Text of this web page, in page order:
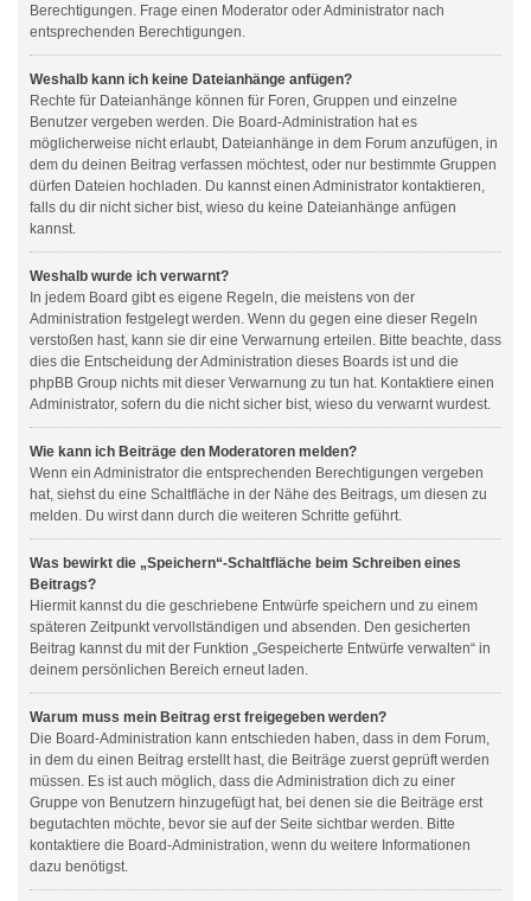
Berechtigungen. Frage einen Moderator oder Administrator nach
entsprechenden Berechtigungen.
Weshalb kann ich keine Dateianhänge anfügen?
Rechte für Dateianhänge können für Foren, Gruppen und einzelne
Benutzer vergeben werden. Die Board-Administration hat es
möglicherweise nicht erlaubt, Dateianhänge in dem Forum anzufügen, in
dem du deinen Beitrag verfassen möchtest, oder nur bestimmte Gruppen
dürfen Dateien hochladen. Du kannst einen Administrator kontaktieren,
falls du dir nicht sicher bist, wieso du keine Dateianhänge anfügen
kannst.
Weshalb wurde ich verwarnt?
In jedem Board gibt es eigene Regeln, die meistens von der
Administration festgelegt werden. Wenn du gegen eine dieser Regeln
verstoßen hast, kann sie dir eine Verwarnung erteilen. Bitte beachte, dass
dies die Entscheidung der Administration dieses Boards ist und die
phpBB Group nichts mit dieser Verwarnung zu tun hat. Kontaktiere einen
Administrator, sofern du die nicht sicher bist, wieso du verwarnt wurdest.
Wie kann ich Beiträge den Moderatoren melden?
Wenn ein Administrator die entsprechenden Berechtigungen vergeben
hat, siehst du eine Schaltfläche in der Nähe des Beitrags, um diesen zu
melden. Du wirst dann durch die weiteren Schritte geführt.
Was bewirkt die „Speichern“-Schaltfläche beim Schreiben eines
Beitrags?
Hiermit kannst du die geschriebene Entwürfe speichern und zu einem
späteren Zeitpunkt vervollständigen und absenden. Den gesicherten
Beitrag kannst du mit der Funktion „Gespeicherte Entwürfe verwalten“ in
deinem persönlichen Bereich erneut laden.
Warum muss mein Beitrag erst freigegeben werden?
Die Board-Administration kann entschieden haben, dass in dem Forum,
in dem du einen Beitrag erstellt hast, die Beiträge zuerst geprüft werden
müssen. Es ist auch möglich, dass die Administration dich zu einer
Gruppe von Benutzern hinzugefügt hat, bei denen sie die Beiträge erst
begutachten möchte, bevor sie auf der Seite sichtbar werden. Bitte
kontaktiere die Board-Administration, wenn du weitere Informationen
dazu benötigst.